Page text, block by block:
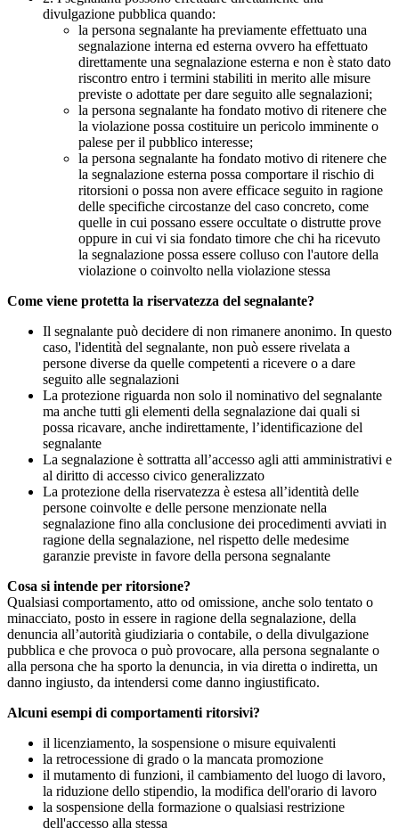
divulgazione pubblica quando:
la persona segnalante ha previamente effettuato una
segnalazione interna ed esterna ovvero ha effettuato
direttamente una segnalazione esterna e non è stato dato
riscontro entro i termini stabiliti in merito alle misure
previste o adottate per dare seguito alle segnalazioni;
la persona segnalante ha fondato motivo di ritenere che
la violazione possa costituire un pericolo imminente o
palese per il pubblico interesse;
la persona segnalante ha fondato motivo di ritenere che
la segnalazione esterna possa comportare il rischio di
ritorsioni o possa non avere efficace seguito in ragione
delle specifiche circostanze del caso concreto, come
quelle in cui possano essere occultate o distrutte prove
oppure in cui vi sia fondato timore che chi ha ricevuto
la segnalazione possa essere colluso con l'autore della
violazione o coinvolto nella violazione stessa
Come viene protetta la riservatezza del segnalante?
Il segnalante può decidere di non rimanere anonimo. In questo
caso, l'identità del segnalante, non può essere rivelata a
persone diverse da quelle competenti a ricevere o a dare
seguito alle segnalazioni
La protezione riguarda non solo il nominativo del segnalante
ma anche tutti gli elementi della segnalazione dai quali si
possa ricavare, anche indirettamente, l’identificazione del
segnalante
La segnalazione è sottratta all’accesso agli atti amministrativi e
al diritto di accesso civico generalizzato
La protezione della riservatezza è estesa all’identità delle
persone coinvolte e delle persone menzionate nella
segnalazione fino alla conclusione dei procedimenti avviati in
ragione della segnalazione, nel rispetto delle medesime
garanzie previste in favore della persona segnalante
Cosa si intende per ritorsione?
Qualsiasi comportamento, atto od omissione, anche solo tentato o
minacciato, posto in essere in ragione della segnalazione, della
denuncia all’autorità giudiziaria o contabile, o della divulgazione
pubblica e che provoca o può provocare, alla persona segnalante o
alla persona che ha sporto la denuncia, in via diretta o indiretta, un
danno ingiusto, da intendersi come danno ingiustificato.
Alcuni esempi di comportamenti ritorsivi?
il licenziamento, la sospensione o misure equivalenti
la retrocessione di grado o la mancata promozione
il mutamento di funzioni, il cambiamento del luogo di lavoro,
la riduzione dello stipendio, la modifica dell'orario di lavoro
la sospensione della formazione o qualsiasi restrizione
dell'accesso alla stessa